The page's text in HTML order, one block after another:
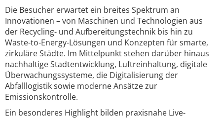
Die Besucher erwartet ein breites Spektrum an
Innovationen – von Maschinen und Technologien aus
der Recycling- und Aufbereitungstechnik bis hin zu
Waste-to-Energy-Lösungen und Konzepten für smarte,
zirkuläre Städte. Im Mittelpunkt stehen darüber hinaus
nachhaltige Stadtentwicklung, Luftreinhaltung, digitale
Überwachungssysteme, die Digitalisierung der
Abfalllogistik sowie moderne Ansätze zur
Emissionskontrolle.
Ein besonderes Highlight bilden praxisnahe Live-